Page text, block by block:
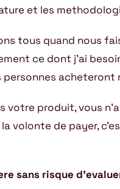
et les
tous quand nous
ce dont j’ai
personnes
votre produit, vous
volonte de payer,
sans risque